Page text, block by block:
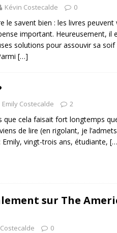
Kévin Costecalde 0
le savent bien : les livres peuvent
important. Heureusement, il
solutions pour assouvir sa soif
[…]
Emily Costecalde 2
que cela faisait fort longtemps
de lire (en rigolant, je
vingt-trois ans, étudiante,
sur The
0